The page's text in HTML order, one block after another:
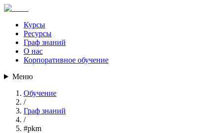
Курсы
Ресурсы
Граф знаний
О нас
Корпоративное обучение
Меню
Обучение
/
Граф знаний
/
#pkm